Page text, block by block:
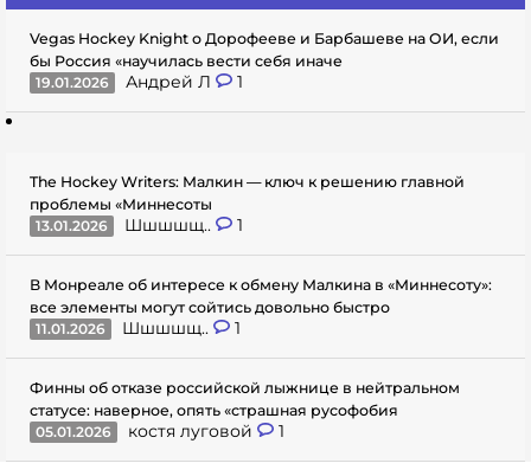
Vegas Hockey Knight о Дорофееве и Барбашеве на ОИ, если
бы Россия «научилась вести себя иначе
19.01.2026
Андрей Л 1
The Hockey Writers: Малкин — ключ к решению главной
проблемы «Миннесоты
13.01.2026
Шшшшщ.. 1
В Монреале об интересе к обмену Малкина в «Миннесоту»:
все элементы могут сойтись довольно быстро
11.01.2026
Шшшшщ.. 1
Финны об отказе российской лыжнице в нейтральном
статусе: наверное, опять «страшная русофобия
05.01.2026
костя луговой 1